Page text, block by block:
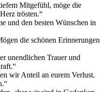
Mitgefühl, möge die
trösten.“
und den besten Wünschen in
die schönen Erinnerungen
unendlichen Trauer und
wir Anteil an eurem Verlust.